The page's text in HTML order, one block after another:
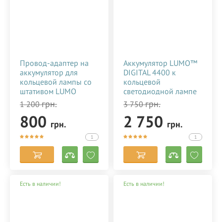
Провод-адаптер на
аккумулятор для
кольцевой лампы со
штативом LUMO
SHUTTLE™ 356788
1 200грн.
800 грн.
1
Аккумулятор LUMO™
DIGITAL 4400 к
кольцевой
светодиодной лампе
со штативом купить в
Киеве (Украине)
356787
3 750грн.
2 750 грн.
1
Есть в наличии! Есть в наличии!